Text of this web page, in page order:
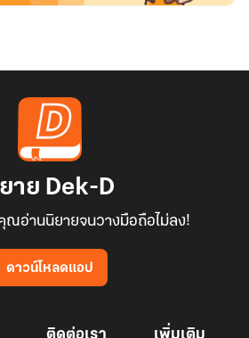
าย Dek-D
ณอ่านนิยายจนวางมือถือไม่ลง!
ดาวน์โหลดแอป